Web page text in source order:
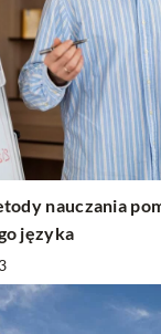
nauczania
języka